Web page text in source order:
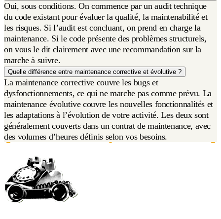
Oui, sous conditions. On commence par un audit technique
du code existant pour évaluer la qualité, la maintenabilité et
les risques. Si l’audit est concluant, on prend en charge la
maintenance. Si le code présente des problèmes structurels,
on vous le dit clairement avec une recommandation sur la
marche à suivre.
Quelle différence entre maintenance corrective et évolutive ?
La maintenance corrective couvre les bugs et
dysfonctionnements, ce qui ne marche pas comme prévu. La
maintenance évolutive couvre les nouvelles fonctionnalités et
les adaptations à l’évolution de votre activité. Les deux sont
généralement couverts dans un contrat de maintenance, avec
des volumes d’heures définis selon vos besoins.